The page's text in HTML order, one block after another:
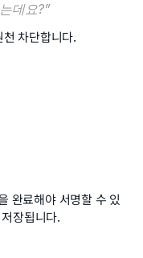
데요?”
차단합니다.
완료해야 서명할 수 있
장됩니다.